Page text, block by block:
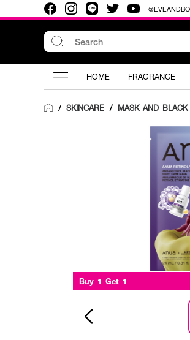
HOME FRAGRANCE
/ SKINCARE / MASK AND
Buy 1 Get 1